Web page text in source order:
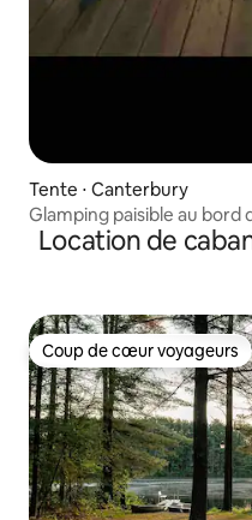
Tente ⋅ Canterbury
Glamping paisible au bord
castors
Location de
Coup de cœur voyageurs
Coup de cœur voyageurs